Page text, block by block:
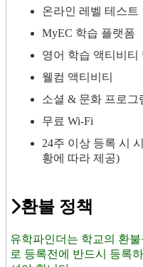
온라인 레벨 테스트
MyEC 학습 플랫폼
영어 학습 액티비티
웰컴 액티비티
소셜 & 문화 프로그
무료 Wi-Fi
24주 이상 등록 시
황에 따라 제공)
환불 정책
유학파인더는 학교의 환
로 등록전에 반드시 등록